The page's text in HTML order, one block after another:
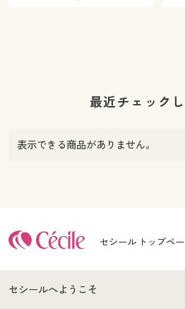
最近チェック
表示できる商品がありません。
セシール トップペ
セシールへようこそ